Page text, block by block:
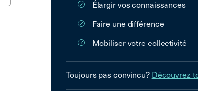
Élargir vos connaissances
Faire une différence
Mobiliser votre collectivité
Toujours pas convincu? Découvrez